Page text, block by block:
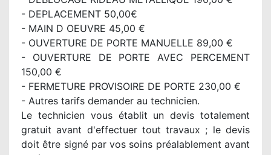
- DEPLACEMENT 50,00€
- MAIN D OEUVRE 45,00 €
- OUVERTURE DE PORTE MANUELLE 89,00 €
- OUVERTURE DE PORTE AVEC PERCEMENT
150,00 €
- FERMETURE PROVISOIRE DE PORTE 230,00 €
- Autres tarifs demander au technicien.
Le technicien vous établit un devis totalement
gratuit avant d'effectuer tout travaux ; le devis
doit être signé par vos soins préalablement avant